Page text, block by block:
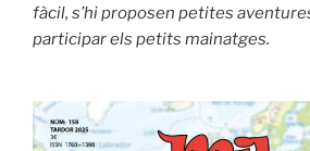
fàcil, s’hi proposen petites
participar els petits mainatges.